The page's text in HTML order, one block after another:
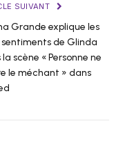
SUIVANT
Grande explique les
sentiments de Glinda
scène « Personne ne
le méchant » dans